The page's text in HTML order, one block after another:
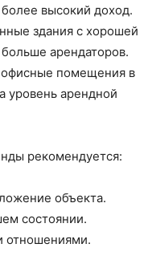
высокий доход.
здания с хорошей
арендаторов.
помещения в
уровень арендной
рекомендуется:
объекта.
состоянии.
отношениями.